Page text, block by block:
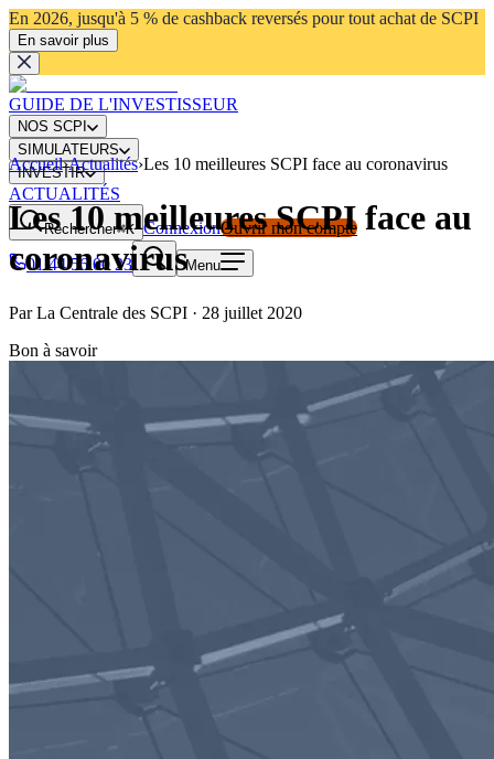
En 2026, jusqu'à 5 % de cashback reversés pour tout achat de SCPI
En savoir plus
GUIDE DE L'INVESTISSEUR
NOS SCPI
SIMULATEURS
INVESTIR
ACTUALITÉS
Rechercher⌘K ConnexionOuvrir mon compte
01 44 56 00 23
Menu
Accueil›Actualités›Les 10 meilleures SCPI face au coronavirus
Les 10 meilleures SCPI face au
coronavirus
Par La Centrale des SCPI · 28 juillet 2020
Bon à savoir